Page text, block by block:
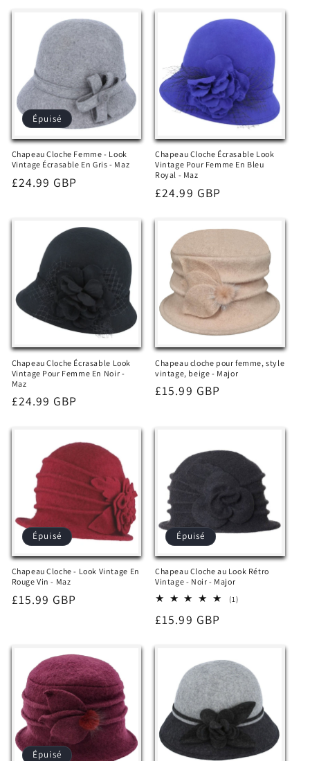
Épuisé
Chapeau Cloche Femme - Look
Vintage Écrasable En Gris - Maz
Prix
£24.99 GBP
Chapeau Cloche Écrasable Look
Vintage Pour Femme En Bleu
Royal - Maz
Prix
£24.99 GBP
Chapeau Cloche Écrasable Look
Vintage Pour Femme En Noir -
Maz
Prix
£24.99 GBP
Chapeau cloche pour femme, style
vintage, beige - Major
Prix
£15.99 GBP
Épuisé
Chapeau Cloche - Look Vintage En
Rouge Vin - Maz
Prix
£15.99 GBP
Épuisé
Chapeau Cloche au Look Rétro
Vintage - Noir - Major
(1)1
Prix
£15.99 GBP
Épuisé